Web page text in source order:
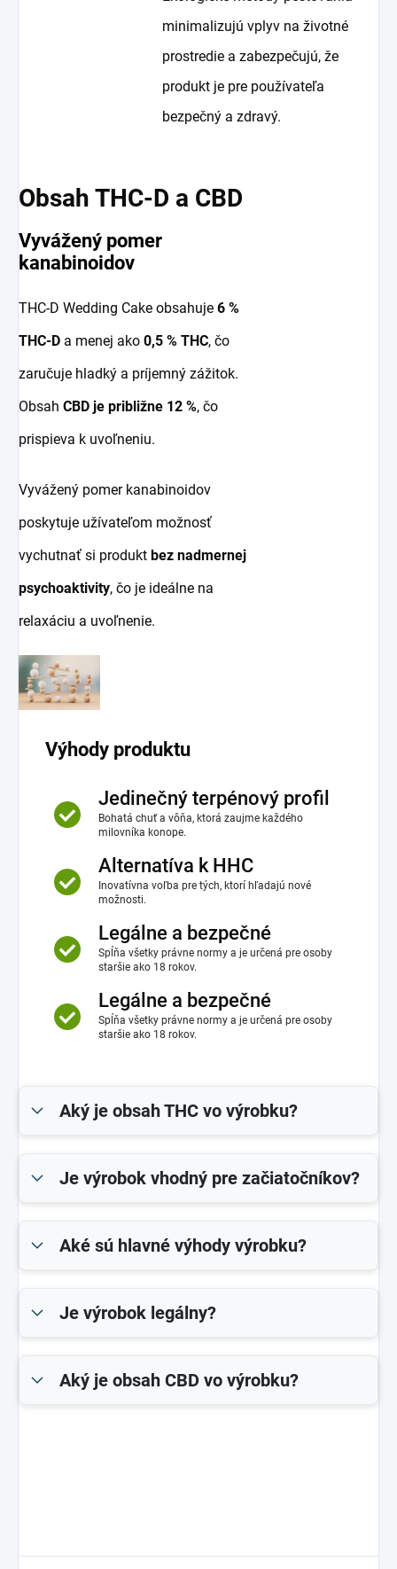
minimalizujú vplyv na životné
prostredie a zabezpečujú, že
produkt je pre používateľa
bezpečný a zdravý.
Obsah THC-D a CBD
Vyvážený pomer
kanabinoidov
THC-D Wedding Cake obsahuje 6 %
THC-D a menej ako 0,5 % THC, čo
zaručuje hladký a príjemný zážitok.
Obsah CBD je približne 12 %, čo
prispieva k uvoľneniu.
Vyvážený pomer kanabinoidov
poskytuje užívateľom možnosť
vychutnať si produkt bez nadmernej
psychoaktivity, čo je ideálne na
relaxáciu a uvoľnenie.
Výhody produktu
Jedinečný terpénový profil
Bohatá chuť a vôňa, ktorá zaujme každého
milovníka konope.
Alternatíva k HHC
Inovatívna voľba pre tých, ktorí hľadajú nové
možnosti.
Legálne a bezpečné
Spĺňa všetky právne normy a je určená pre osoby
staršie ako 18 rokov.
Legálne a bezpečné
Spĺňa všetky právne normy a je určená pre osoby
staršie ako 18 rokov.
Aký je obsah THC vo výrobku?
Je výrobok vhodný pre začiatočníkov?
Aké sú hlavné výhody výrobku?
Je výrobok legálny?
Aký je obsah CBD vo výrobku?